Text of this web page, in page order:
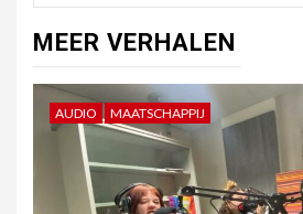
MEER VERHALEN
AUDIO MAATSCHAPPIJ